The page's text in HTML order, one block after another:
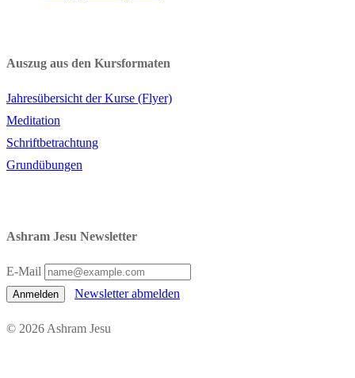
Auszug aus den Kursformaten
Jahresübersicht der Kurse (Flyer)
Meditation
Schriftbetrachtung
Grundübungen
Ashram Jesu Newsletter
E-Mail
Anmelden Newsletter abmelden
© 2026 Ashram Jesu